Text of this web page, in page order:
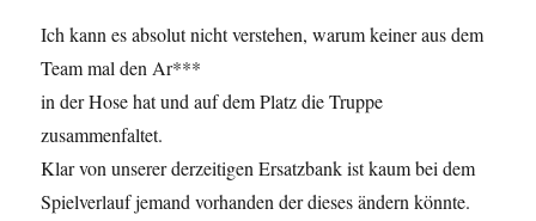
Ich kann es absolut nicht verstehen, warum keiner aus dem
Team mal den Ar***
in der Hose hat und auf dem Platz die Truppe
zusammenfaltet.
Klar von unserer derzeitigen Ersatzbank ist kaum bei dem
Spielverlauf jemand vorhanden der dieses ändern könnte.